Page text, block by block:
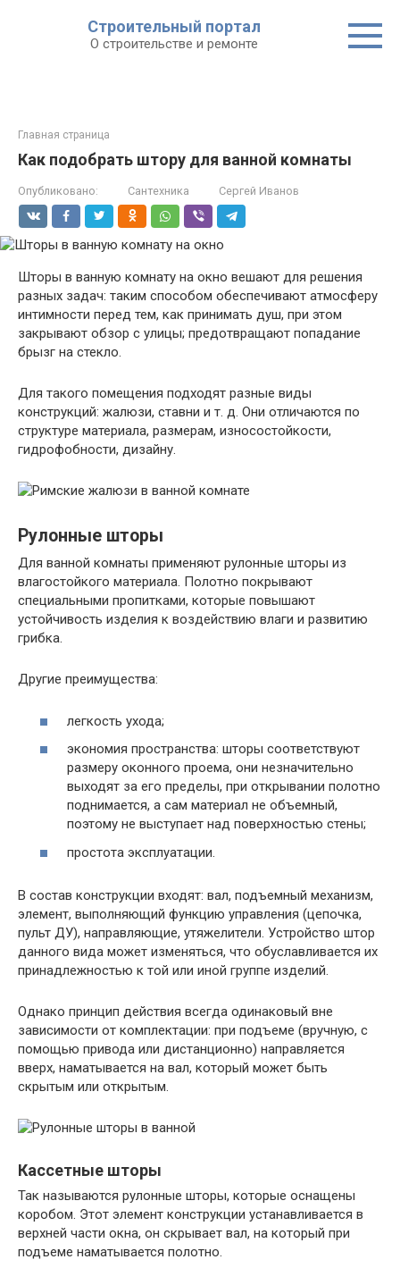
Строительный портал
О строительстве и ремонте
Главная страница
Как подобрать штору для ванной комнаты
Опубликовано: Сантехника Сергей Иванов
Шторы в ванную комнату на окно вешают для решения
разных задач: таким способом обеспечивают атмосферу
интимности перед тем, как принимать душ, при этом
закрывают обзор с улицы; предотвращают попадание
брызг на стекло.
Для такого помещения подходят разные виды
конструкций: жалюзи, ставни и т. д. Они отличаются по
структуре материала, размерам, износостойкости,
гидрофобности, дизайну.
Рулонные шторы
Для ванной комнаты применяют рулонные шторы из
влагостойкого материала. Полотно покрывают
специальными пропитками, которые повышают
устойчивость изделия к воздействию влаги и развитию
грибка.
Другие преимущества:
легкость ухода;
экономия пространства: шторы соответствуют
размеру оконного проема, они незначительно
выходят за его пределы, при открывании полотно
поднимается, а сам материал не объемный,
поэтому не выступает над поверхностью стены;
простота эксплуатации.
В состав конструкции входят: вал, подъемный механизм,
элемент, выполняющий функцию управления (цепочка,
пульт ДУ), направляющие, утяжелители. Устройство штор
данного вида может изменяться, что обуславливается их
принадлежностью к той или иной группе изделий.
Однако принцип действия всегда одинаковый вне
зависимости от комплектации: при подъеме (вручную, с
помощью привода или дистанционно) направляется
вверх, наматывается на вал, который может быть
скрытым или открытым.
Кассетные шторы
Так называются рулонные шторы, которые оснащены
коробом. Этот элемент конструкции устанавливается в
верхней части окна, он скрывает вал, на который при
подъеме наматывается полотно.